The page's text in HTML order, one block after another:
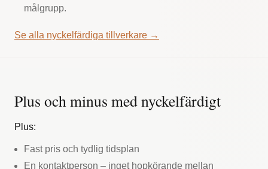
målgrupp.
Se alla nyckelfärdiga tillverkare →
Plus och minus med nyckelfärdigt
Plus:
Fast pris och tydlig tidsplan
En kontaktperson – inget hopkörande mellan